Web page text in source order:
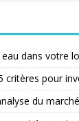
dans votre
critères pour
du